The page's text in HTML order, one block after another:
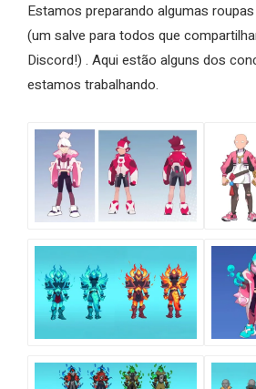
Estamos preparando algumas
(um salve para todos que
Discord!) . Aqui estão alguns dos
estamos trabalhando.